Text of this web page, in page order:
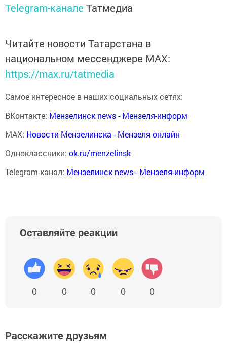
Telegram-канале Татмедиа
Читайте новости Татарстана в
национальном мессенджере MАХ:
https://max.ru/tatmedia
Самое интересное в наших социальных сетях:
ВКонтакте: Мензелинск news - Мензеля-информ
MAX: Новости Мензелинска - Мензеля онлайн
Одноклассники: ok.ru/menzelinsk
Telegram-канал: Мензелинск news - Мензеля-информ
Оставляйте реакции
0 0 0 0 0
Расскажите друзьям